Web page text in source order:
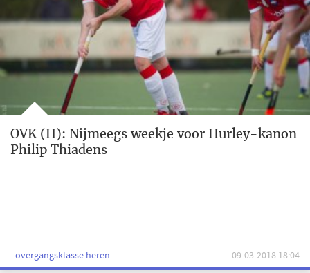
OVK (H): Nijmeegs weekje voor Hurley-kanon
Philip Thiadens
- overgangsklasse heren - 09-03-2018 18:04